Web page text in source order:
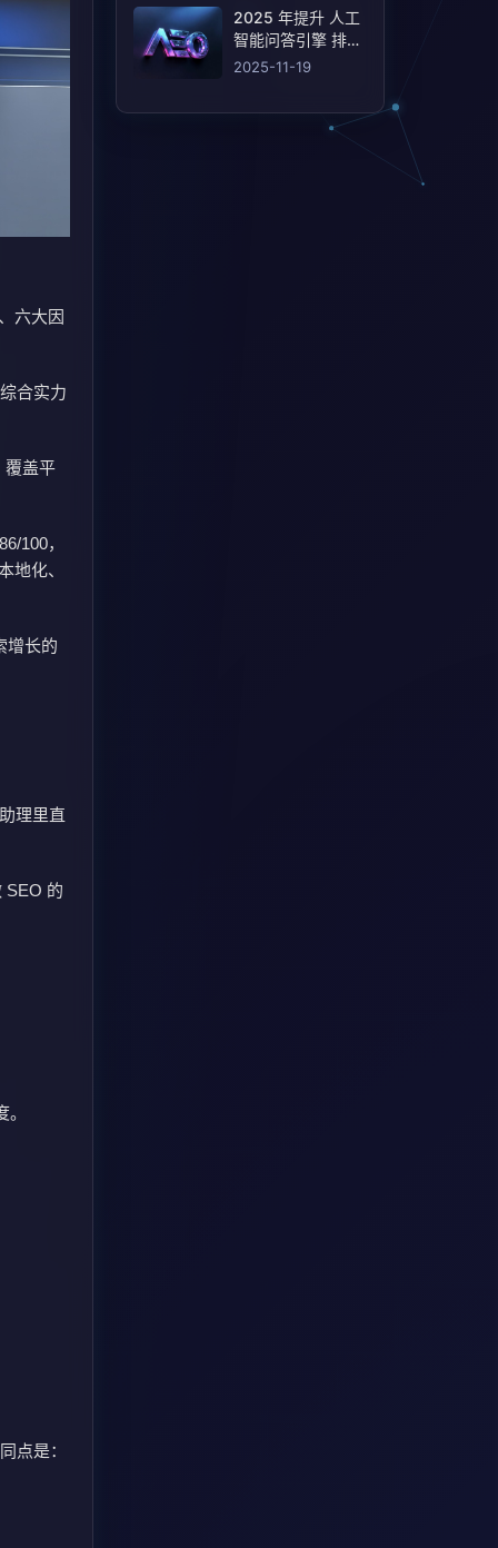
六大因
合实力
覆盖平
100，
地化、
增长的
理里直
SEO 的
点是：
2025 年提升 人工
智能问答引擎 排名
(AEO)的 12 个行之
2025-11-19